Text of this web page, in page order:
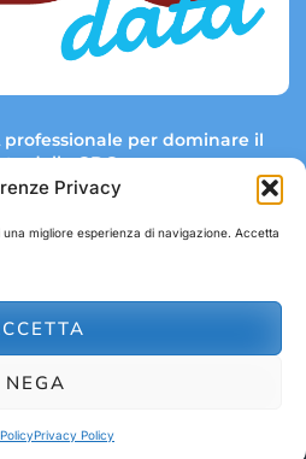
Privacy
migliore esperienza di navigazione. Accetta
NEGA
Privacy Policy
professionale per dominare il
della GDO.
abbonamenti@gdodata.it
Edizioni srl - P.Iva: 03044390353